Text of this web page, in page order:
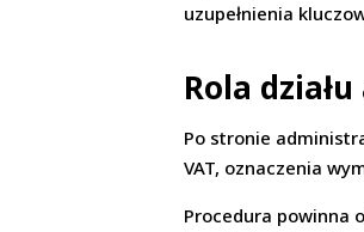
uzupełnienia
Rola
Po stronie
VAT, oznaczenia
Procedura powinna